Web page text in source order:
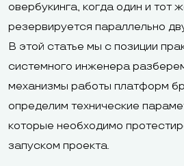
овербукинга, когда один и тот
резервируется параллельно
В этой статье мы с позиции
системного инженера
механизмы работы платформ
определим технические
которые необходимо
запуском проекта.